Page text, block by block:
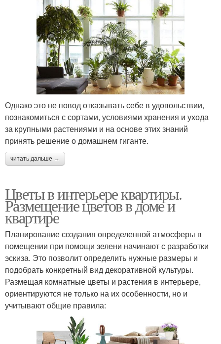
Однако это не повод отказывать себе в удовольствии,
познакомиться с сортами, условиями хранения и ухода
за крупными растениями и на основе этих знаний
принять решение о домашнем гиганте.
читать дальше →
Цветы в интерьере квартиры.
Размещение цветов в доме и
квартире
Планирование создания определенной атмосферы в
помещении при помощи зелени начинают с разработки
эскиза. Это позволит определить нужные размеры и
подобрать конкретный вид декоративной культуры.
Размещая комнатные цветы и растения в интерьере,
ориентируются не только на их особенности, но и
учитывают общие правила: